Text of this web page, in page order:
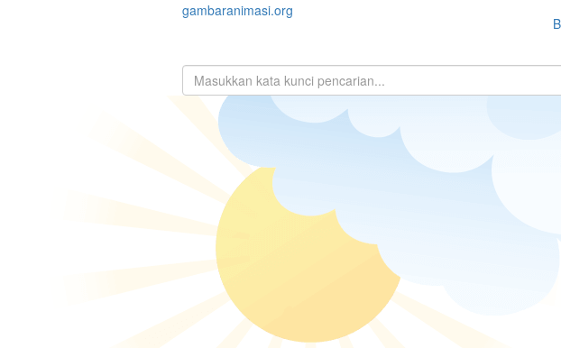
gambaranimasi.org